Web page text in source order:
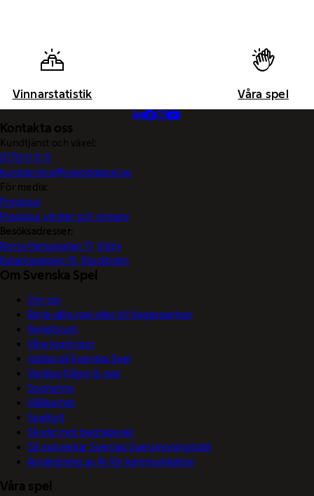
Vinnarstatistik Våra spel
Kontakta oss
Kundtjänst och växel:
0770-11 11 11
kundservice@svenskaspel.se
För media:
Pressjour
Pressjour vinster och vinnare
Besöksadresser:
Norra Hansegatan 17, Visby
Katarinavägen 15, Stockholm
Om Svenska Spel
Om oss
Börja sälja spel eller bli Vegaspartner
Nyhetsrum
Våra logotyper
Jobba på Svenska Spel
Vanliga frågor & svar
Sponsring
Hållbarhet
Spelkoll
Skydd mot bedrägerier
Så motverkar Svenska Spel penningtvätt
Användning av AI för kommunikation
Våra spel